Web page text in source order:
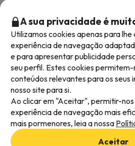
Métodos de pagamento disponíveis
Termos e condições gerais
A sua privacidade é
Utilizamos cookies apenas para
experiência de navegação
e para apresentar publicidade
seu perfil. Estes cookies
conteúdos relevantes para os seus
nosso site para si.
Ao clicar em "Aceitar", permitir-
experiência de navegação mais
mais pormenores, leia a nossa
Aceitar